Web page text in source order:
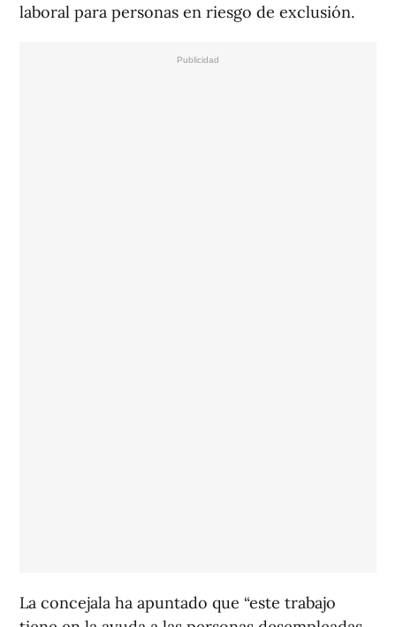
laboral para personas en riesgo de exclusión.
La concejala ha apuntado que “este trabajo